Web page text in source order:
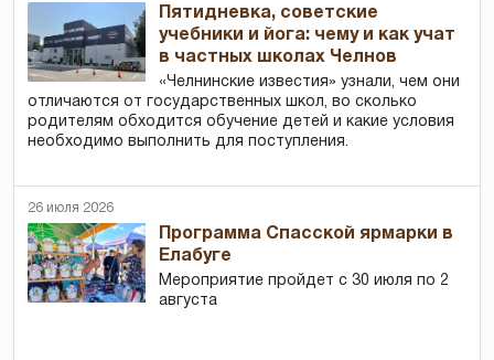
Пятидневка, советские
учебники и йога: чему и как учат
в частных школах Челнов
«Челнинские известия» узнали, чем они
отличаются от государственных школ, во сколько
родителям обходится обучение детей и какие условия
необходимо выполнить для поступления.
26 июля 2026
Программа Спасской ярмарки в
Елабуге
Мероприятие пройдет с 30 июля по 2
августа